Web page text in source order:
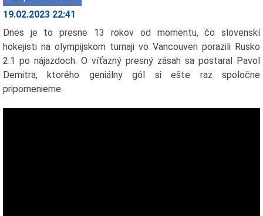
19.02.2023 22:41
Dnes je to presne 13 rokov od momentu, čo slovenskí
hokejisti na olympijskom turnaji vo Vancouveri porazili Rusko
2:1 po nájazdoch. O víťazný presný zásah sa postaral Pavol
Demitra, ktorého geniálny gól si ešte raz spoločne
pripomenieme.